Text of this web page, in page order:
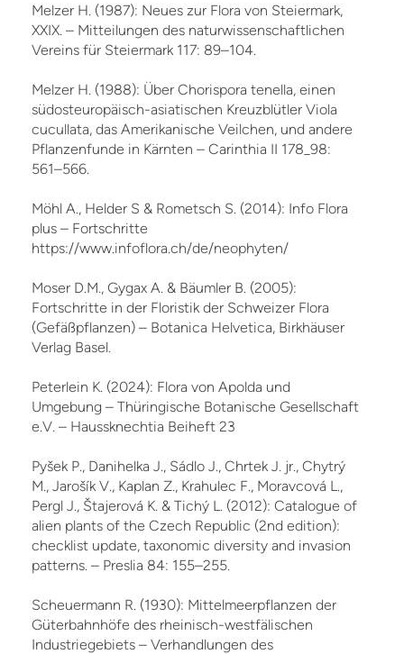
Melzer H. (1987): Neues zur Flora von Steiermark,
XXIX. – Mitteilungen des naturwissenschaftlichen
Vereins für Steiermark 117: 89–104.
Melzer H. (1988): Über Chorispora tenella, einen
südosteuropäisch-asiatischen Kreuzblütler Viola
cucullata, das Amerikanische Veilchen, und andere
Pflanzenfunde in Kärnten – Carinthia II 178_98:
561–566.
Möhl A., Helder S & Rometsch S. (2014): Info Flora
plus – Fortschritte
https://www.infoflora.ch/de/neophyten/
Moser D.M., Gygax A. & Bäumler B. (2005):
Fortschritte in der Floristik der Schweizer Flora
(Gefäßpflanzen) – Botanica Helvetica, Birkhäuser
Verlag Basel.
Peterlein K. (2024): Flora von Apolda und
Umgebung – Thüringische Botanische Gesellschaft
e.V. – Haussknechtia Beiheft 23
Pyšek P., Danihelka J., Sádlo J., Chrtek J. jr., Chytrý
M., Jarošík V., Kaplan Z., Krahulec F., Moravcová L.,
Pergl J., Štajerová K. & Tichý L. (2012): Catalogue of
alien plants of the Czech Re­public (2nd edition):
checklist update, taxonomic diversity and invasion
patterns. – Preslia 84: 155–255.
Scheuermann R. (1930): Mittelmeerpflanzen der
Güterbahnhöfe des rheinisch-westfälischen
Industriegebiets – Verhandlungen des